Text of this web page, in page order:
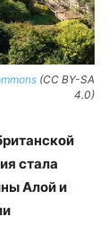
(CC BY-SA
4.0)
стала
Алой и